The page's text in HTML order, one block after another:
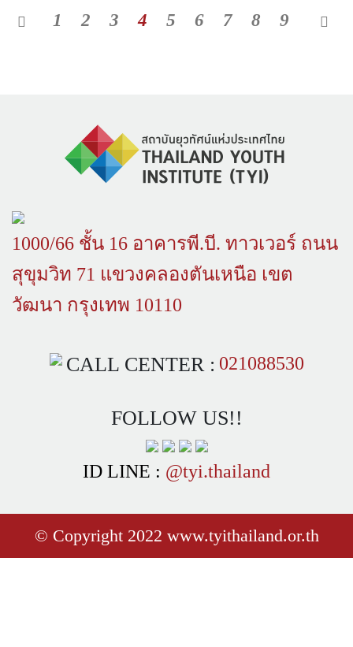
1 2 3 4 5 6 7 8 9
1000/66 ชั้น 16 อาคารพี.บี. ทาวเวอร์ ถนน
สุขุมวิท 71 แขวงคลองตันเหนือ เขต
วัฒนา กรุงเทพ 10110
CALL CENTER : 021088530
FOLLOW US!!
ID LINE : @tyi.thailand
© Copyright 2022 www.tyithailand.or.th